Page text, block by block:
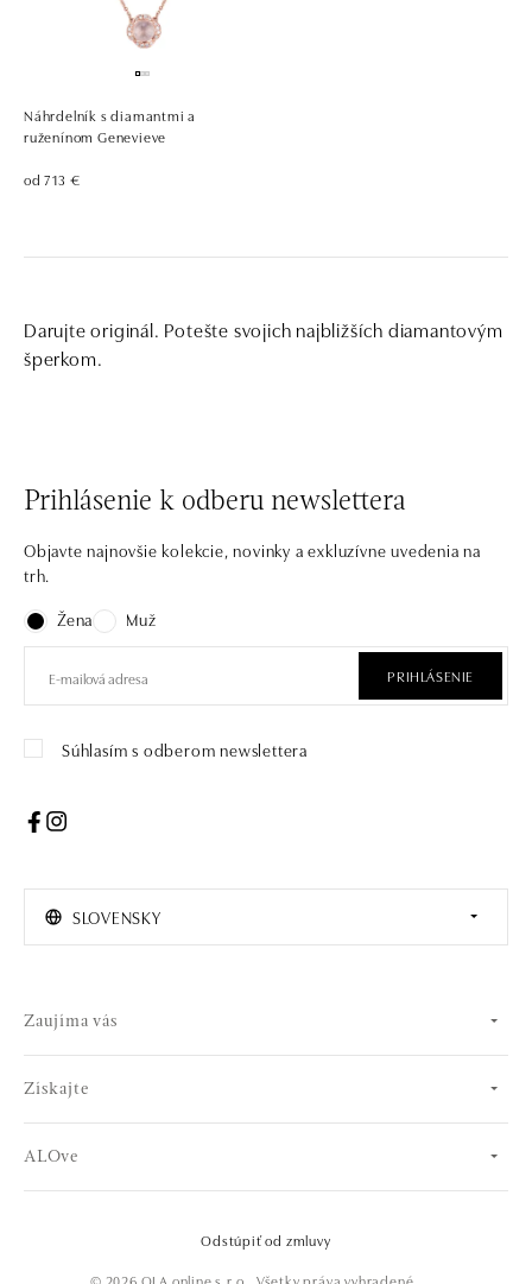
Náhrdelník s diamantmi a
ruženínom Genevieve
od 713 €
Darujte originál. Potešte svojich najbližších diamantovým
šperkom.
Prihlásenie k odberu newslettera
Objavte najnovšie kolekcie, novinky a exkluzívne uvedenia na
trh.
Žena
Muž
PRIHLÁSENIE
Súhlasím s odberom newslettera
SLOVENSKY
Zaujíma vás
Získajte
ALOve
© 2026 OLA online s.r.o.. Všetky práva vyhradené..
Odstúpiť od zmluvy